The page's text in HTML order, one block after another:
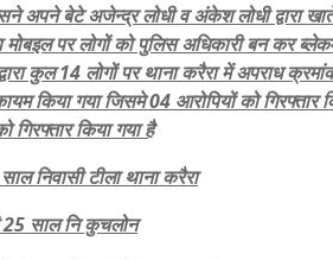
अपने बेटे अजेन्द्र लोधी व अंकेश लोधी द्वारा
मोबइल पर लोगों को पुलिस अधिकारी बन कर
कुल 14 लोगों पर थाना करैरा में अपराध
किया गया जिसमे 04 आरोपियों को गिरफ्तार
किया गया है
निवासी टीला थाना करैरा
25 साल नि कुचलोन